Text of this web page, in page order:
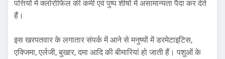
पत्तियों में क्लोरोफिल की कमी एवं पुष्प र्शीषों में असामान्यता पैदा कर देते
हैं।
इस खरपतवार के लगातार संपर्क में आने से मनुष्यों में डरमेटाइटिस,
एक्जिमा, एर्लजी, बुखार, दमा आदि की बीमारियां हो जाती हैं। पशुओं के